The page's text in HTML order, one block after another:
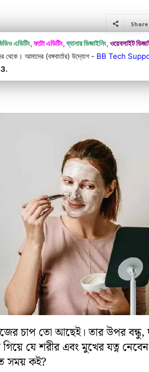
Share
এডিটিং,ফটো এডিটিং,ব্যানার ডিজাইনিং,ওয়েবসাইট
থেকে। আমাদের (বঙ্গবার্তার) উদ্যোগ - BB Tech
চাপ তো আছেই। তার উপর বন্ধু,
যে শরীর এবং মুখের যত্ন
সময় কই?